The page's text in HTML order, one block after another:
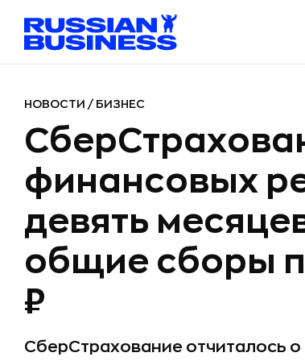
НОВОСТИ / БИЗНЕС
финансовых
девять
общие сборы
₽
СберСтрахование отчиталось